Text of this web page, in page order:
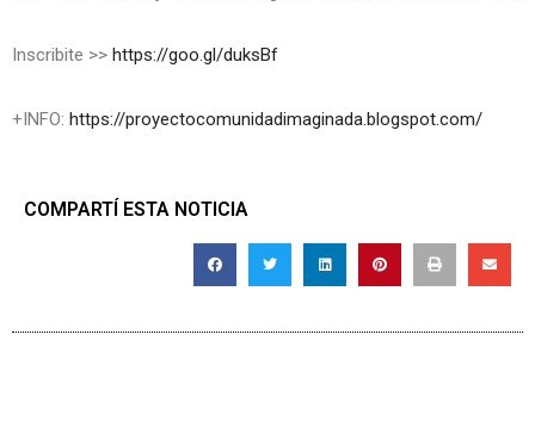
Inscribite >> https://goo.gl/duksBf
+INFO: https://proyectocomunidadimaginada.blogspot.com/
COMPARTÍ ESTA NOTICIA